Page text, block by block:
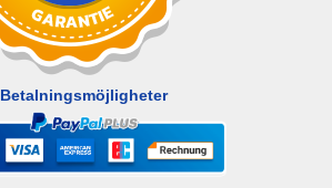
Betalningsmöjligheter